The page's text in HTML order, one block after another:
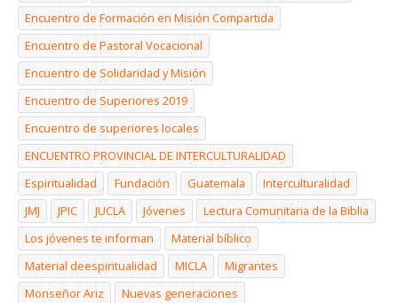
Encuentro de Formación en Misión Compartida
Encuentro de Pastoral Vocacional
Encuentro de Solidaridad y Misión
Encuentro de Superiores 2019
Encuentro de superiores locales
ENCUENTRO PROVINCIAL DE INTERCULTURALIDAD
Espiritualidad
Fundación Guatemala
Interculturalidad
JMJ
JPIC JUCLA Jóvenes
Lectura Comunitaria de la Biblia
Los jóvenes te informan
Material bíblico
Material deespiritualidad
MICLA
Migrantes
Monseñor Ariz
Nuevas generaciones